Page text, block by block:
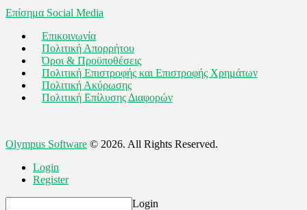
Επίσημα Social Media
Επικοινωνία
Πολιτική Απορρήτου
Όροι & Προϋποθέσεις
Πολιτική Επιστροφής και Επιστροφής Χρημάτων
Πολιτική Ακύρωσης
Πολιτική Επίλυσης Διαφορών
Olympus Software © 2026. All Rights Reserved.
Login
Register
Login